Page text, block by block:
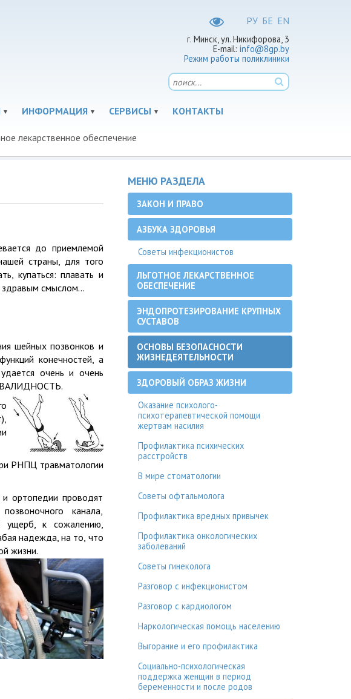
РУ БЕ EN
г. Минск, ул. Никифорова, 3
E-mail: info@8gp.by
Режим работы поликлиники
ИНФОРМАЦИЯ СЕРВИСЫ КОНТАКТЫ
лекарственное обеспечение
до приемлемой
страны, для того
купаться: плавать и
здравым смыслом…
шейных позвонков и
конечностей, а
очень и очень
РНПЦ травматологии
ортопедии проводят
канала,
ущерб, к сожалению,
надежда, на то, что
жизни.
МЕНЮ РАЗДЕЛА
ЗАКОН И ПРАВО
АЗБУКА ЗДОРОВЬЯ
Советы инфекционистов
ЛЬГОТНОЕ ЛЕКАРСТВЕННОЕ
ОБЕСПЕЧЕНИЕ
ЭНДОПРОТЕЗИРОВАНИЕ КРУПНЫХ
СУСТАВОВ
ОСНОВЫ БЕЗОПАСНОСТИ
ЖИЗНЕДЕЯТЕЛЬНОСТИ
ЗДОРОВЫЙ ОБРАЗ ЖИЗНИ
Оказание психолого-
психотерапевтической помощи
жертвам насилия
Профилактика психических
расстройств
В мире стоматологии
Советы офтальмолога
Профилактика вредных привычек
Профилактика онкологических
заболеваний
Советы гинеколога
Разговор с инфекционистом
Разговор с кардиологом
Наркологическая помощь населению
Выгорание и его профилактика
Социально-психологическая
поддержка женщин в период
беременности и после родов